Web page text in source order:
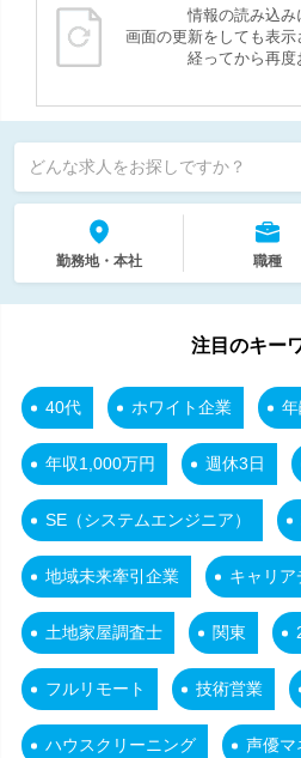
情報の読み込み
画面の更新をしても表示
経ってから再度
どんな求人をお探しですか？
勤務地・本社 職種
注目のキー
40代 ホワイト企業
年収1,000万円 週休3日
SE（システムエンジニア）
地域未来牽引企業 キャリア
土地家屋調査士 関東
フルリモート 技術営業
ハウスクリーニング 声優マ